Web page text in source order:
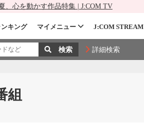
、心を動かす作品特集 | J:COM TV
ンキング マイメニュー J:COM STREAM
詳細検索
組